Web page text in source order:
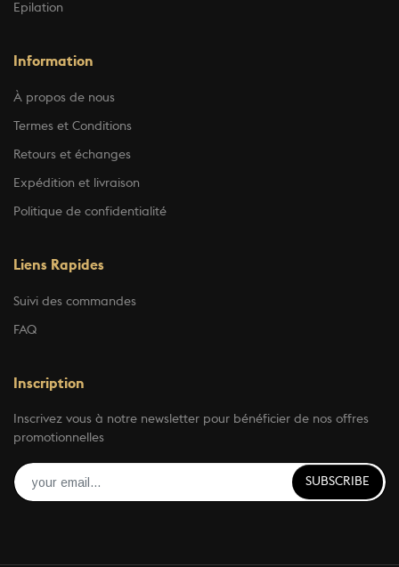
Epilation
Information
À propos de nous
Termes et Conditions
Retours et échanges
Expédition et livraison
Politique de confidentialité
Liens Rapides
Suivi des commandes
FAQ
Inscription
Inscrivez vous à notre newsletter pour bénéficier de nos offres
promotionnelles
SUBSCRIBE